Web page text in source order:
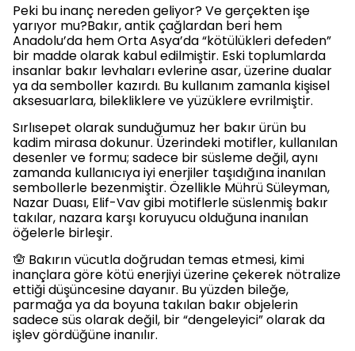
Peki bu inanç nereden geliyor? Ve gerçekten işe
yarıyor mu?Bakır, antik çağlardan beri hem
Anadolu’da hem Orta Asya’da “kötülükleri defeden”
bir madde olarak kabul edilmiştir. Eski toplumlarda
insanlar bakır levhaları evlerine asar, üzerine dualar
ya da semboller kazırdı. Bu kullanım zamanla kişisel
aksesuarlara, bilekliklere ve yüzüklere evrilmiştir.
Sırlısepet olarak sunduğumuz her bakır ürün bu
kadim mirasa dokunur. Üzerindeki motifler, kullanılan
desenler ve formu; sadece bir süsleme değil, aynı
zamanda kullanıcıya iyi enerjiler taşıdığına inanılan
sembollerle bezenmiştir. Özellikle Mührü Süleyman,
Nazar Duası, Elif-Vav gibi motiflerle süslenmiş bakır
takılar, nazara karşı koruyucu olduğuna inanılan
öğelerle birleşir.
🪬 Bakırın vücutla doğrudan temas etmesi, kimi
inançlara göre kötü enerjiyi üzerine çekerek nötralize
ettiği düşüncesine dayanır. Bu yüzden bileğe,
parmağa ya da boyuna takılan bakır objelerin
sadece süs olarak değil, bir “dengeleyici” olarak da
işlev gördüğüne inanılır.